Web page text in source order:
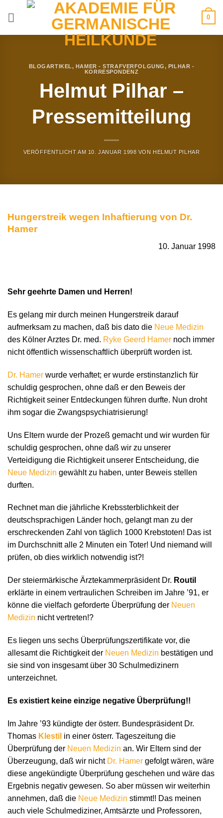
0
BLOGARTIKEL, HAMER - STRAFVERFOLGUNG, PILHAR -
KORRESPONDENZ
Helmut Pilhar –
Pressemitteilung
VERÖFFENTLICHT AM 10. JANUAR 1998 VON HELMUT PILHAR
Hungerstreik wegen Inhaftierung von Dr.
Hamer
10. Januar 1998
Sehr geehrte Damen und Herren!
Es gelang mir durch meinen Hungerstreik darauf
aufmerksam zu machen, daß bis dato die Neue Medizin
des Kölner Arztes Dr. med. Ryke Geerd Hamer noch immer
nicht öffentlich wissenschaftlich überprüft worden ist.
Dr. Hamer wurde verhaftet; er wurde erstinstanzlich für
schuldig gesprochen, ohne daß er den Beweis der
Richtigkeit seiner Entdeckungen führen durfte. Nun droht
ihm sogar die Zwangspsychiatrisierung!
Uns Eltern wurde der Prozeß gemacht und wir wurden für
schuldig gesprochen, ohne daß wir zu unserer
Verteidigung die Richtigkeit unserer Entscheidung, die
Neue Medizin gewählt zu haben, unter Beweis stellen
durften.
Rechnet man die jährliche Krebssterblichkeit der
deutschsprachigen Länder hoch, gelangt man zu der
erschreckenden Zahl von täglich 1000 Krebstoten! Das ist
im Durchschnitt alle 2 Minuten ein Toter! Und niemand will
prüfen, ob dies wirklich notwendig ist?!
Der steiermärkische Ärztekammerpräsident Dr. Routil
erklärte in einem vertraulichen Schreiben im Jahre ’91, er
könne die vielfach geforderte Überprüfung der Neuen
Medizin nicht vertreten!?
Es liegen uns sechs Überprüfungszertifikate vor, die
allesamt die Richtigkeit der Neuen Medizin bestätigen und
sie sind von insgesamt über 30 Schulmedizinern
unterzeichnet.
Es existiert keine einzige negative Überprüfung!!
Im Jahre ’93 kündigte der österr. Bundespräsident Dr.
Thomas Klestil in einer österr. Tageszeitung die
Überprüfung der Neuen Medizin an. Wir Eltern sind der
Überzeugung, daß wir nicht Dr. Hamer gefolgt wären, wäre
diese angekündigte Überprüfung geschehen und wäre das
Ergebnis negativ gewesen. So aber müssen wir weiterhin
annehmen, daß die Neue Medizin stimmt!! Das meinen
auch viele Schulmediziner, Amtsärzte und Professoren,